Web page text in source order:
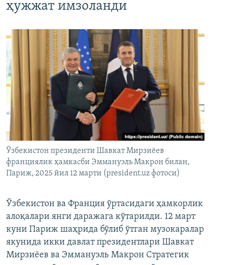
ҳужжат имзоланди
Ўзбекистон президенти Шавкат Мирзиёев
франциялик ҳамкасби Эммануэль Макрон билан,
Париж, 2025 йил 12 марти (president.uz фотоси)
Ўзбекистон ва Франция ўртасидаги ҳамкорлик
алоқалари янги даражага кўтарилди. 12 март
куни Париж шаҳрида бўлиб ўтган музокаралар
якунида икки давлат президентлари Шавкат
Мирзиёев ва Эммануэль Макрон Стратегик